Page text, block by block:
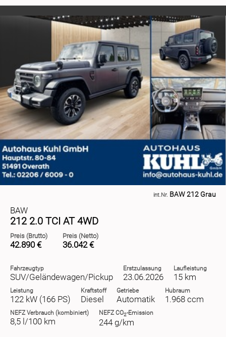
int.Nr. BAW 212 Grau
BAW
212 2.0 TCI AT 4WD
Preis (Brutto)
42.890 €
Preis (Netto)
36.042 €
Fahrzeugtyp
SUV/Geländewagen/Pickup
Erstzulassung
23.06.2026
Laufleistung
15 km
Leistung
122 kW (166 PS)
Kraftstoff
Diesel
Getriebe
Automatik
Hubraum
1.968 ccm
NEFZ Verbrauch (kombiniert)
8,5 l/100 km
NEFZ CO2-Emission
244 g/km